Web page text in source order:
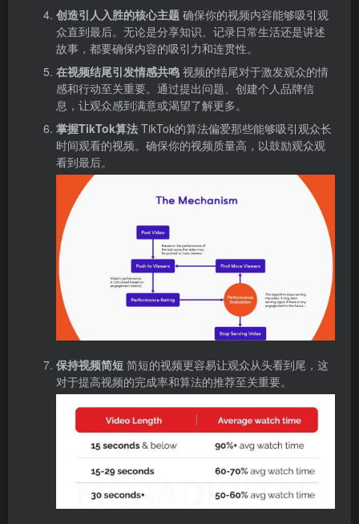
创造引人入胜的核心主题 确保你的视频内容能够吸引观
众直到最后。无论是分享知识、记录日常生活还是讲述
故事，都要确保内容的吸引力和连贯性。
在视频结尾引发情感共鸣 视频的结尾对于激发观众的情
感和行动至关重要。通过提出问题、创建个人品牌信
息，让观众感到满意或渴望了解更多。
掌握TikTok算法 TikTok的算法偏爱那些能够吸引观众长
时间观看的视频。确保你的视频质量高，以鼓励观众观
看到最后。
保持视频简短 简短的视频更容易让观众从头看到尾，这
对于提高视频的完成率和算法的推荐至关重要。